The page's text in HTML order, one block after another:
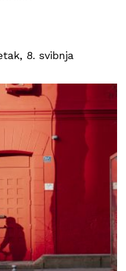
8. svibnja